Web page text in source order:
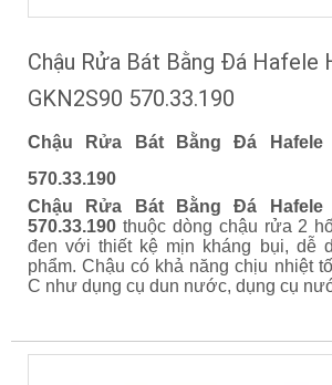
Chậu Rửa Bát Bằng Đá Hafele
GKN2S90 570.33.190
Chậu Rửa Bát Bằng Đá Hafele
570.33.190
Chậu Rửa Bát Bằng Đá Hafele
570.33.190 thuộc dòng chậu rửa 2
đen với thiết kệ mịn kháng bụi, dễ
phẩm. Chậu có khả năng chịu nhiệt
C như dụng cụ dun nước, dụng cụ